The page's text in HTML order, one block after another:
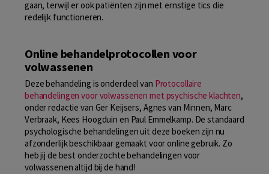
gaan, terwijl er ook patiënten zijn met ernstige tics die
redelijk functioneren.
Online behandelprotocollen voor
volwassenen
Deze behandeling is onderdeel van Protocollaire
behandelingen voor volwassenen met psychische klachten,
onder redactie van Ger Keijsers, Agnes van Minnen, Marc
Verbraak, Kees Hoogduin en Paul Emmelkamp. De standaard
psychologische behandelingen uit deze boeken zijn nu
afzonderlijk beschikbaar gemaakt voor online gebruik. Zo
heb jij de best onderzochte behandelingen voor
volwassenen altijd bij de hand!